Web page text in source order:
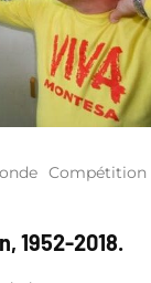
Compétition
1952-2018.